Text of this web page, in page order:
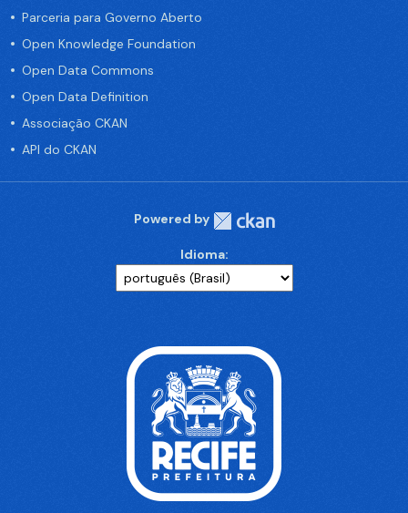
Parceria para Governo Aberto
Open Knowledge Foundation
Open Data Commons
Open Data Definition
Associação CKAN
API do CKAN
Powered by
Idioma